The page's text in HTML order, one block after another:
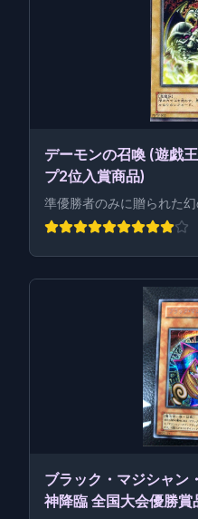
デーモンの召喚 (遊戯
プ2位入賞商品)
準優勝者のみに贈られた幻
ブラック・マジシャン
神降臨 全国大会優勝賞